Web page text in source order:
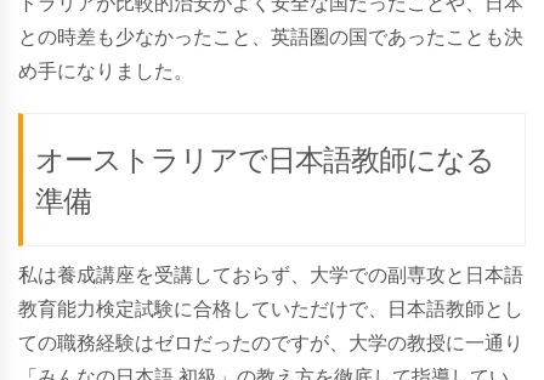
との時差も少なかったこと、英語圏の国であったことも決
め手になりました。
オーストラリアで日本語教師になる
準備
私は養成講座を受講しておらず、大学での副専攻と日本語
教育能力検定試験に合格していただけで、日本語教師とし
ての職務経験はゼロだったのですが、大学の教授に一通り